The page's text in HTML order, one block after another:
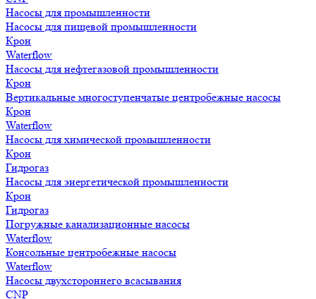
Насосы для промышленности
Насосы для пищевой промышленности
Крон
Waterflow
Насосы для нефтегазовой промышленности
Крон
Вертикальные многоступенчатые центробежные насосы
Крон
Waterflow
Насосы для химической промышленности
Крон
Гидрогаз
Насосы для энергетической промышленности
Крон
Гидрогаз
Погружные канализационные насосы
Waterflow
Консольные центробежные насосы
Waterflow
Насосы двухстороннего всасывания
CNP